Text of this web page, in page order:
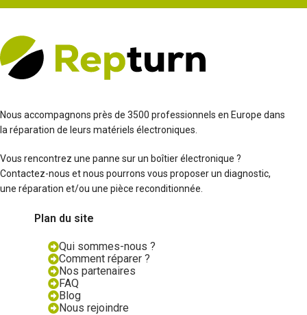
Nous accompagnons près de 3500 professionnels en Europe dans
la réparation de leurs matériels électroniques.
Vous rencontrez une panne sur un boîtier électronique ?
Contactez-nous et nous pourrons vous proposer un diagnostic,
une réparation et/ou une pièce reconditionnée.
Plan du site
Qui sommes-nous ?
Comment réparer ?
Nos partenaires
FAQ
Blog
Nous rejoindre